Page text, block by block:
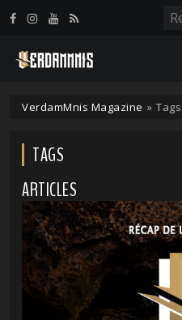
VerdamMnis Magazine » Tags
TAGS
ARTICLES
Panneau de gestion des cookies